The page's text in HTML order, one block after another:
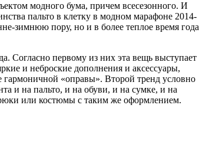
модного бума, причем всесезонного. И
пальто в клетку в модном марафоне 2014-
зимнюю пору, но и в более теплое время года
Согласно первому из них эта вещь выступает
и неброские дополнения и аксессуары,
гармоничной «оправы». Второй тренд условно
и на пальто, и на обуви, и на сумке, и на
или костюмы с таким же оформлением.